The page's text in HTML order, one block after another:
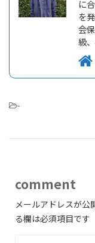
に
を
会
級
-
comment
メールアドレスが公
る欄は必須項目です